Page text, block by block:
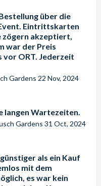
über die
Eintrittskarten
zögern akzeptiert,
war der Preis
vor ORT. Jederzeit
Gardens 22 Nov, 2024
langen Wartezeiten.
Gardens 31 Oct, 2024
als ein Kauf
mit dem
es war kein